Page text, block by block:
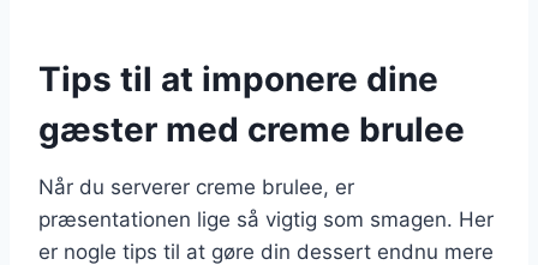
Tips til at imponere dine
gæster med creme brulee
Når du serverer creme brulee, er
præsentationen lige så vigtig som smagen. Her
er nogle tips til at gøre din dessert endnu mere